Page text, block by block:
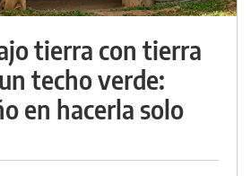
tierra con tierra
techo verde:
en hacerla solo